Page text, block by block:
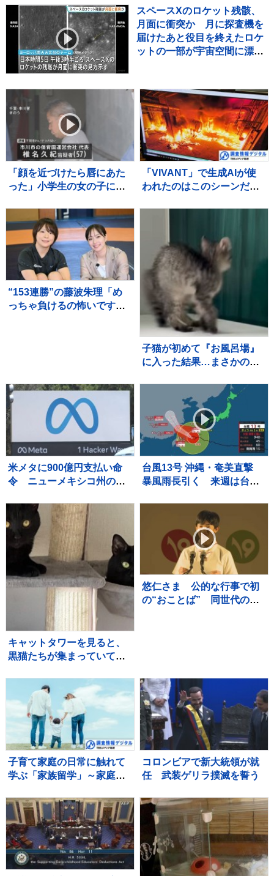
スペースXのロケット残骸、
月面に衝突か 月に探査機を
届けたあと役目を終えたロケ
ットの一部が宇宙空間に漂流
「顔を近づけたら唇にあた
った」小学生の女の子にわ
会社代表の男を逮捕 千
葉・市川市
「VIVANT」で生成AIが使
われたのはこのシーンだ！
“153連勝”の藤波朱理「め
っちゃ負けるの怖いです」
子猫が初めて『お風呂場』
に入った結果…まさかの
再生「兄猫たちがたまらん
ｗ」「見守り隊が増えて笑
った」
米メタに900億円支払い命
令 ニューメキシコ州の裁
台風13号 沖縄・奄美直撃
暴風雨長引く 来週は台風
3週間連続の猛暑日か
キャットタワーを見ると、
黒猫たちが集まっていて…
『素敵すぎる瞬間』に２万
いいね「圧巻」「かわいす
ぎる影分身」
悠仁さま 公的な行事で初
の“おことば” 同世代の参
子育て家庭の日常に触れて
学ぶ「家族留学」～家庭を
世代に寄り添う取り組み～
【調査情報デジタル】
コロンビアで新大統領が就
任 武装ゲリラ撲滅を誓う